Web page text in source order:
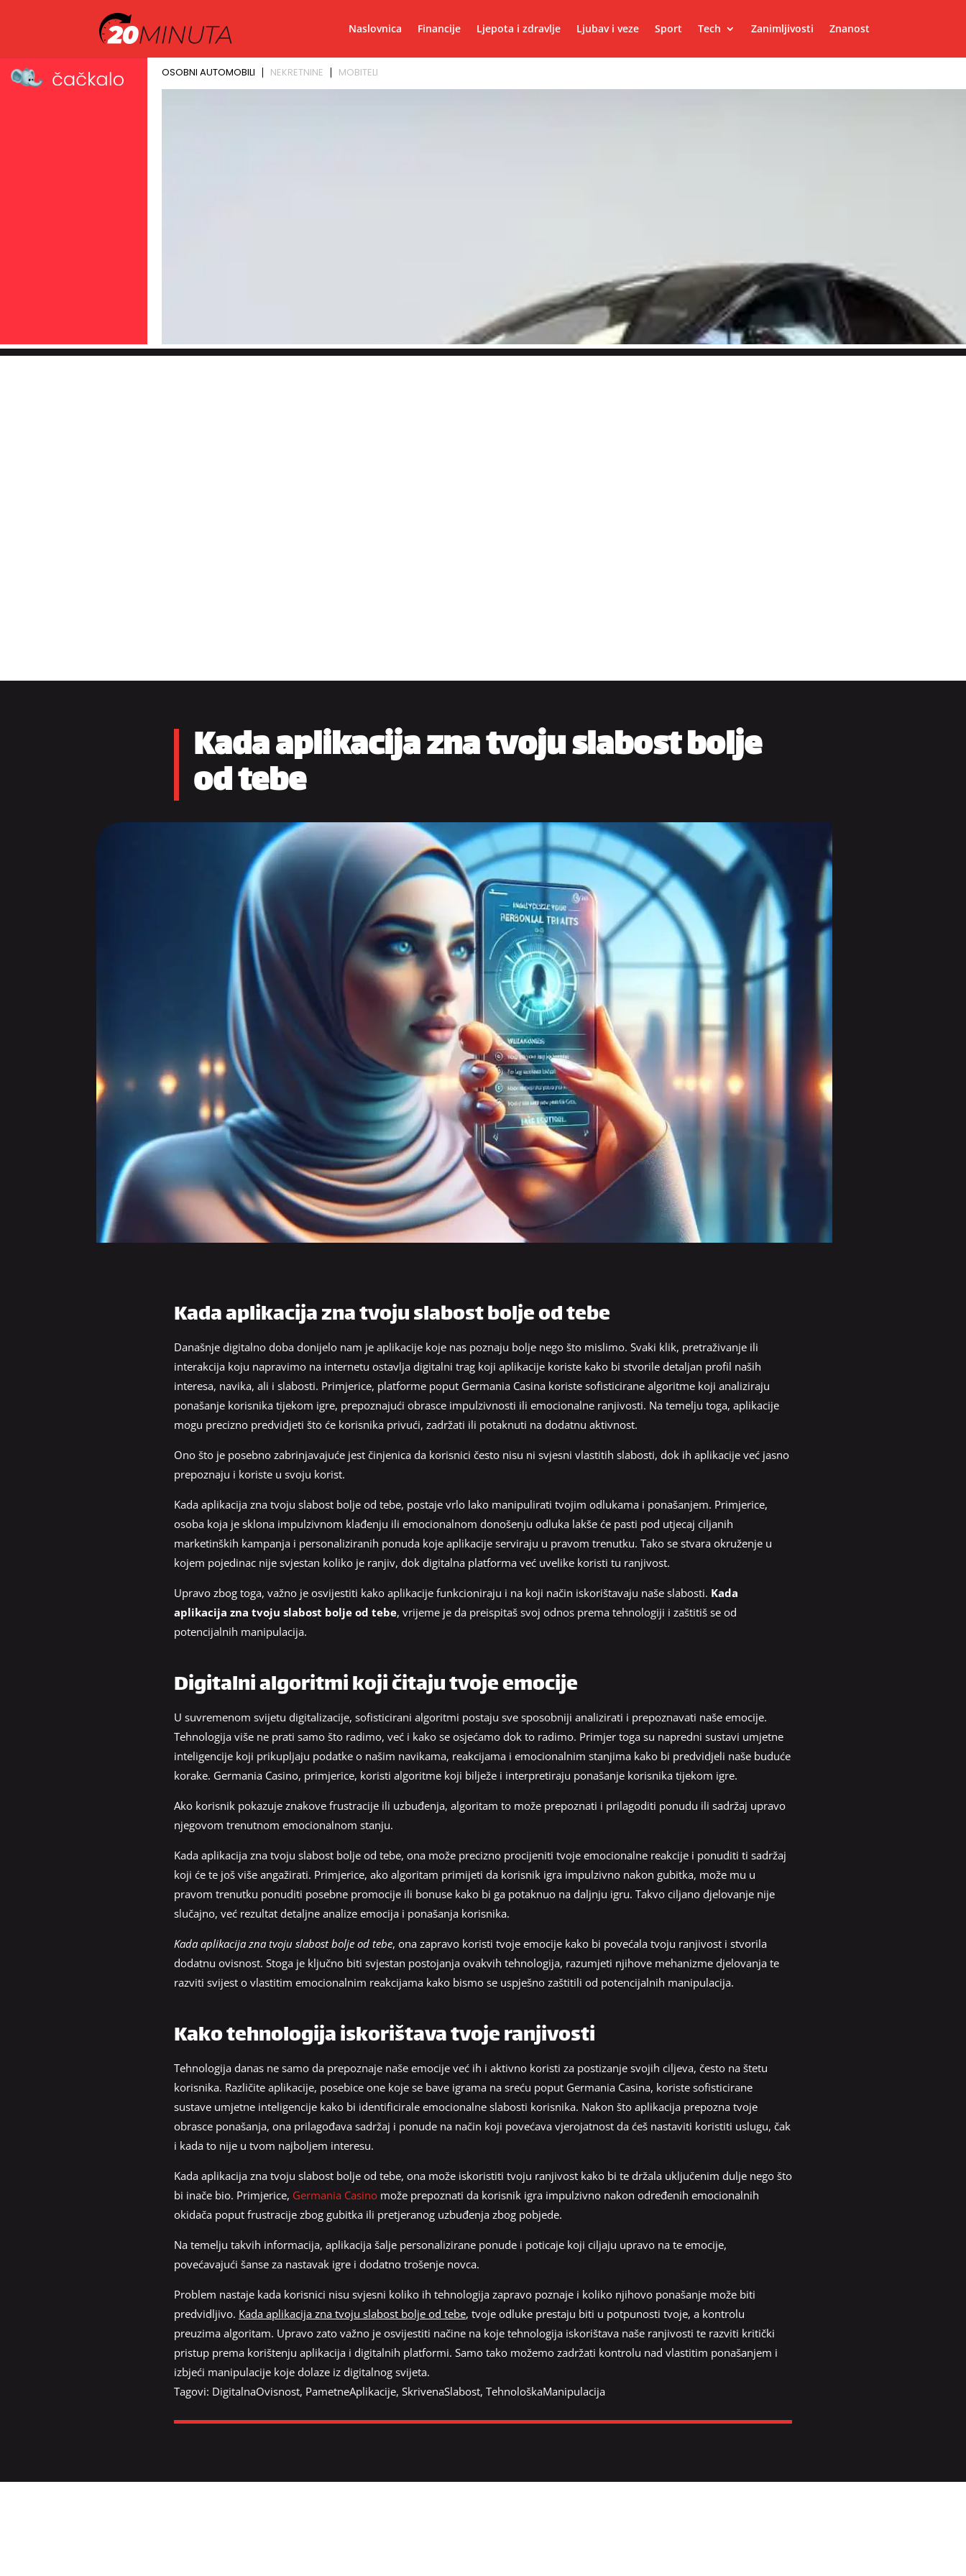
Naslovnica Financije Ljepota i zdravlje Ljubav i veze Sport Tech Zanimljivosti Znanost
Kada aplikacija zna tvoju slabost bolje
od tebe
Kada aplikacija zna tvoju slabost bolje od tebe
Današnje digitalno doba donijelo nam je aplikacije koje nas poznaju bolje nego što mislimo. Svaki klik, pretraživanje ili
interakcija koju napravimo na internetu ostavlja digitalni trag koji aplikacije koriste kako bi stvorile detaljan profil naših
interesa, navika, ali i slabosti. Primjerice, platforme poput Germania Casina koriste sofisticirane algoritme koji analiziraju
ponašanje korisnika tijekom igre, prepoznajući obrasce impulzivnosti ili emocionalne ranjivosti. Na temelju toga, aplikacije
mogu precizno predvidjeti što će korisnika privući, zadržati ili potaknuti na dodatnu aktivnost.
Ono što je posebno zabrinjavajuće jest činjenica da korisnici često nisu ni svjesni vlastitih slabosti, dok ih aplikacije već jasno
prepoznaju i koriste u svoju korist.
Kada aplikacija zna tvoju slabost bolje od tebe, postaje vrlo lako manipulirati tvojim odlukama i ponašanjem. Primjerice,
osoba koja je sklona impulzivnom klađenju ili emocionalnom donošenju odluka lakše će pasti pod utjecaj ciljanih
marketinških kampanja i personaliziranih ponuda koje aplikacije serviraju u pravom trenutku. Tako se stvara okruženje u
kojem pojedinac nije svjestan koliko je ranjiv, dok digitalna platforma već uvelike koristi tu ranjivost.
Upravo zbog toga, važno je osvijestiti kako aplikacije funkcioniraju i na koji način iskorištavaju naše slabosti. Kada
aplikacija zna tvoju slabost bolje od tebe, vrijeme je da preispitaš svoj odnos prema tehnologiji i zaštitiš se od
potencijalnih manipulacija.
Digitalni algoritmi koji čitaju tvoje emocije
U suvremenom svijetu digitalizacije, sofisticirani algoritmi postaju sve sposobniji analizirati i prepoznavati naše emocije.
Tehnologija više ne prati samo što radimo, već i kako se osjećamo dok to radimo. Primjer toga su napredni sustavi umjetne
inteligencije koji prikupljaju podatke o našim navikama, reakcijama i emocionalnim stanjima kako bi predvidjeli naše buduće
korake. Germania Casino, primjerice, koristi algoritme koji bilježe i interpretiraju ponašanje korisnika tijekom igre.
Ako korisnik pokazuje znakove frustracije ili uzbuđenja, algoritam to može prepoznati i prilagoditi ponudu ili sadržaj upravo
njegovom trenutnom emocionalnom stanju.
Kada aplikacija zna tvoju slabost bolje od tebe, ona može precizno procijeniti tvoje emocionalne reakcije i ponuditi ti sadržaj
koji će te još više angažirati. Primjerice, ako algoritam primijeti da korisnik igra impulzivno nakon gubitka, može mu u
pravom trenutku ponuditi posebne promocije ili bonuse kako bi ga potaknuo na daljnju igru. Takvo ciljano djelovanje nije
slučajno, već rezultat detaljne analize emocija i ponašanja korisnika.
Kada aplikacija zna tvoju slabost bolje od tebe, ona zapravo koristi tvoje emocije kako bi povećala tvoju ranjivost i stvorila
dodatnu ovisnost. Stoga je ključno biti svjestan postojanja ovakvih tehnologija, razumjeti njihove mehanizme djelovanja te
razviti svijest o vlastitim emocionalnim reakcijama kako bismo se uspješno zaštitili od potencijalnih manipulacija.
Kako tehnologija iskorištava tvoje ranjivosti
Tehnologija danas ne samo da prepoznaje naše emocije već ih i aktivno koristi za postizanje svojih ciljeva, često na štetu
korisnika. Različite aplikacije, posebice one koje se bave igrama na sreću poput Germania Casina, koriste sofisticirane
sustave umjetne inteligencije kako bi identificirale emocionalne slabosti korisnika. Nakon što aplikacija prepozna tvoje
obrasce ponašanja, ona prilagođava sadržaj i ponude na način koji povećava vjerojatnost da ćeš nastaviti koristiti uslugu, čak
i kada to nije u tvom najboljem interesu.
Kada aplikacija zna tvoju slabost bolje od tebe, ona može iskoristiti tvoju ranjivost kako bi te držala uključenim dulje nego što
bi inače bio. Primjerice, Germania Casino može prepoznati da korisnik igra impulzivno nakon određenih emocionalnih
okidača poput frustracije zbog gubitka ili pretjeranog uzbuđenja zbog pobjede.
Na temelju takvih informacija, aplikacija šalje personalizirane ponude i poticaje koji ciljaju upravo na te emocije,
povećavajući šanse za nastavak igre i dodatno trošenje novca.
Problem nastaje kada korisnici nisu svjesni koliko ih tehnologija zapravo poznaje i koliko njihovo ponašanje može biti
predvidljivo. Kada aplikacija zna tvoju slabost bolje od tebe, tvoje odluke prestaju biti u potpunosti tvoje, a kontrolu
preuzima algoritam. Upravo zato važno je osvijestiti načine na koje tehnologija iskorištava naše ranjivosti te razviti kritički
pristup prema korištenju aplikacija i digitalnih platformi. Samo tako možemo zadržati kontrolu nad vlastitim ponašanjem i
izbjeći manipulacije koje dolaze iz digitalnog svijeta.
Tagovi: DigitalnaOvisnost, PametneAplikacije, SkrivenaSlabost, TehnološkaManipulacija